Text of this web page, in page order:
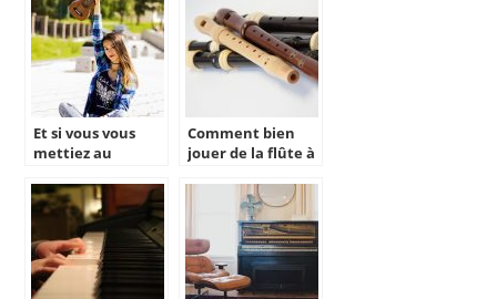
Et si vous vous
mettiez au
Comment bien
jouer de la flûte à